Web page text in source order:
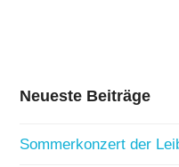
Neueste Beiträge
Sommerkonzert der